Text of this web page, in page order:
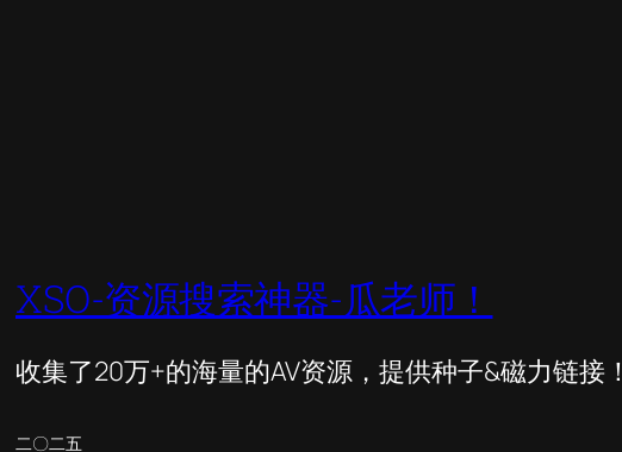
XSO-资源搜索神器-瓜老师！
收集了20万+的海量的AV资源，提供种子&磁力链接！
二〇二五